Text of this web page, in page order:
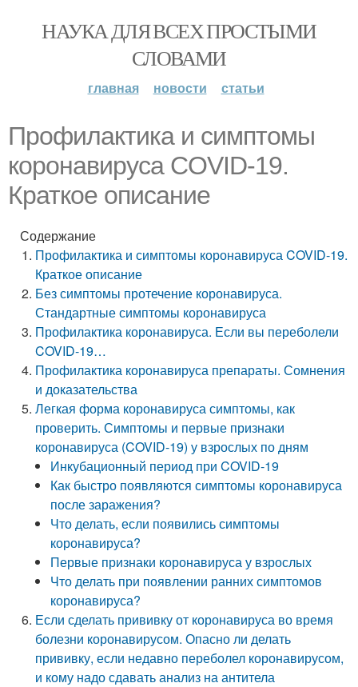
НАУКА ДЛЯ ВСЕХ ПРОСТЫМИ
СЛОВАМИ
главная новости статьи
Профилактика и симптомы
коронавируса COVID-19.
Краткое описание
Содержание
Профилактика и симптомы коронавируса COVID-19.
Краткое описание
Без симптомы протечение коронавируса.
Стандартные симптомы коронавируса
Профилактика коронавируса. Если вы переболели
COVID-19…
Профилактика коронавируса препараты. Сомнения
и доказательства
Легкая форма коронавируса симптомы, как
проверить. Симптомы и первые признаки
коронавируса (COVID-19) у взрослых по дням
Инкубационный период при COVID-19
Как быстро появляются симптомы коронавируса
после заражения?
Что делать, если появились симптомы
коронавируса?
Первые признаки коронавируса у взрослых
Что делать при появлении ранних симптомов
коронавируса?
Если сделать прививку от коронавируса во время
болезни коронавирусом. Опасно ли делать
прививку, если недавно переболел коронавирусом,
и кому надо сдавать анализ на антитела